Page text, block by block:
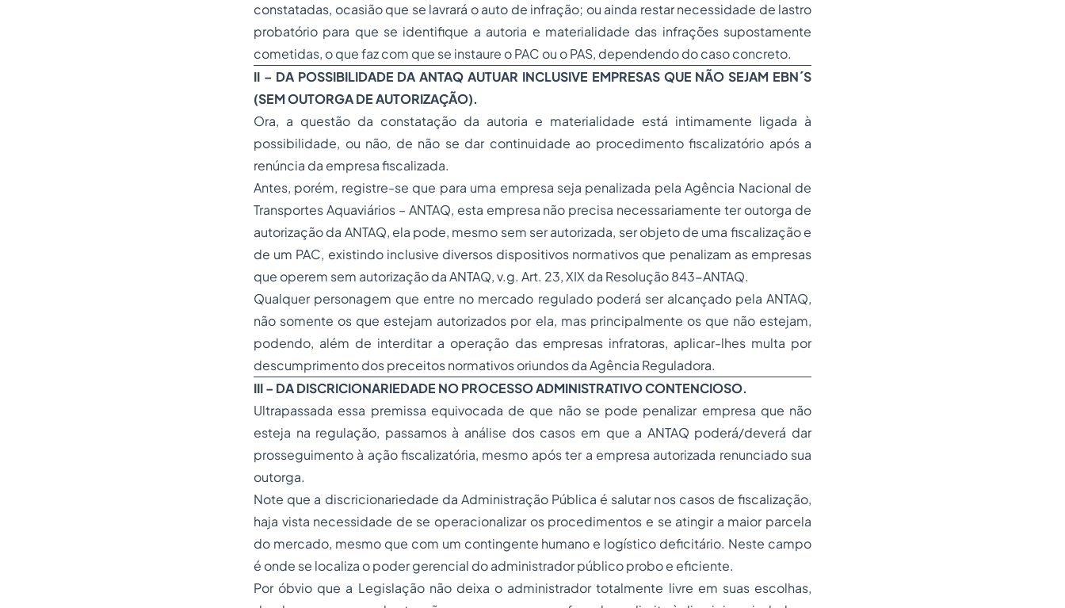
constatadas, ocasião que se lavrará o auto de infração; ou ainda restar necessidade de lastro
probatório para que se identifique a autoria e materialidade das infrações supostamente
cometidas, o que faz com que se instaure o PAC ou o PAS, dependendo do caso concreto.
II – DA POSSIBILIDADE DA ANTAQ AUTUAR INCLUSIVE EMPRESAS QUE NÃO SEJAM EBN´S
(SEM OUTORGA DE AUTORIZAÇÃO).
Ora, a questão da constatação da autoria e materialidade está intimamente ligada à
possibilidade, ou não, de não se dar continuidade ao procedimento fiscalizatório após a
renúncia da empresa fiscalizada.
Antes, porém, registre-se que para uma empresa seja penalizada pela Agência Nacional de
Transportes Aquaviários – ANTAQ, esta empresa não precisa necessariamente ter outorga de
autorização da ANTAQ, ela pode, mesmo sem ser autorizada, ser objeto de uma fiscalização e
de um PAC, existindo inclusive diversos dispositivos normativos que penalizam as empresas
que operem sem autorização da ANTAQ, v.g. Art. 23, XIX da Resolução 843-ANTAQ.
Qualquer personagem que entre no mercado regulado poderá ser alcançado pela ANTAQ,
não somente os que estejam autorizados por ela, mas principalmente os que não estejam,
podendo, além de interditar a operação das empresas infratoras, aplicar-lhes multa por
descumprimento dos preceitos normativos oriundos da Agência Reguladora.
III – DA DISCRICIONARIEDADE NO PROCESSO ADMINISTRATIVO CONTENCIOSO.
Ultrapassada essa premissa equivocada de que não se pode penalizar empresa que não
esteja na regulação, passamos à análise dos casos em que a ANTAQ poderá/deverá dar
prosseguimento à ação fiscalizatória, mesmo após ter a empresa autorizada renunciado sua
outorga.
Note que a discricionariedade da Administração Pública é salutar nos casos de fiscalização,
haja vista necessidade de se operacionalizar os procedimentos e se atingir a maior parcela
do mercado, mesmo que com um contingente humano e logístico deficitário. Neste campo
é onde se localiza o poder gerencial do administrador público probo e eficiente.
Por óbvio que a Legislação não deixa o administrador totalmente livre em suas escolhas,